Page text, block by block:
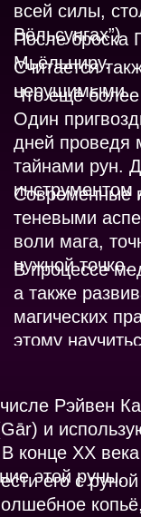
всей силы,
Вёльсунгах”)
После броска
Мьёльниру.
Считается
нерушимыми.
Что ещё
Один
дней проведя
тайнами рун.
Современные
теневыми
воли мага,
нужной точке.
В процессе
а также
магических
этому
его с
Рэйвен
и
конце XX
этой руны.